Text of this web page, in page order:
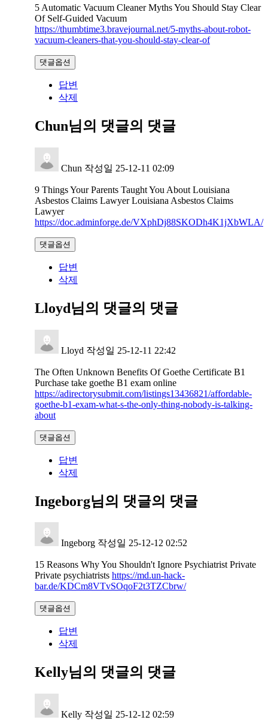
5 Automatic Vacuum Cleaner Myths You Should Stay Clear
Of Self-Guided Vacuum
https://thumbtime3.bravejournal.net/5-myths-about-robot-
vacuum-cleaners-that-you-should-stay-clear-of
댓글옵션
답변
삭제
Chun님의 댓글의 댓글
Chun 작성일 25-12-11 02:09
9 Things Your Parents Taught You About Louisiana
Asbestos Claims Lawyer Louisiana Asbestos Claims
Lawyer
https://doc.adminforge.de/VXphDj88SKODh4K1jXbWLA/
댓글옵션
답변
삭제
Lloyd님의 댓글의 댓글
Lloyd 작성일 25-12-11 22:42
The Often Unknown Benefits Of Goethe Certificate B1
Purchase take goethe B1 exam online
https://adirectorysubmit.com/listings13436821/affordable-
goethe-b1-exam-what-s-the-only-thing-nobody-is-talking-
about
댓글옵션
답변
삭제
Ingeborg님의 댓글의 댓글
Ingeborg 작성일 25-12-12 02:52
15 Reasons Why You Shouldn't Ignore Psychiatrist Private
Private psychiatrists https://md.un-hack-
bar.de/KDCm8VTvSOqoF2t3TZCbrw/
댓글옵션
답변
삭제
Kelly님의 댓글의 댓글
Kelly 작성일 25-12-12 02:59